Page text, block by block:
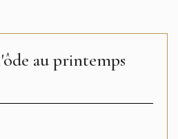
au printemps